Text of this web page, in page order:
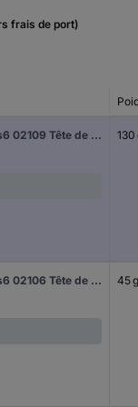
frais de port)
Wiha Ersatz-Schonhammerkopf 60mm plus6 02109 Tête de marteau mi-dur 130 g 165 mm 1 pc(s) 130
Wiha Ersatz-Schonhammerkopf 40mm plus6 02106 Tête de marteau mi-dur 45 g 125 mm 1 pc(s) 45 g